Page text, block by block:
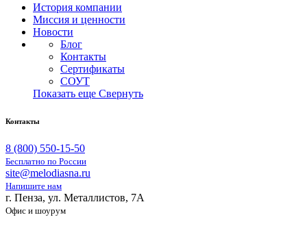
История компании
Миссия и ценности
Новости
Блог
Контакты
Сертификаты
СОУТ
Показать еще Свернуть
Контакты
8 (800) 550-15-50
Бесплатно по России
site@melodiasna.ru
Напишите нам
г. Пенза, ул. Металлистов, 7А
Офис и шоурум